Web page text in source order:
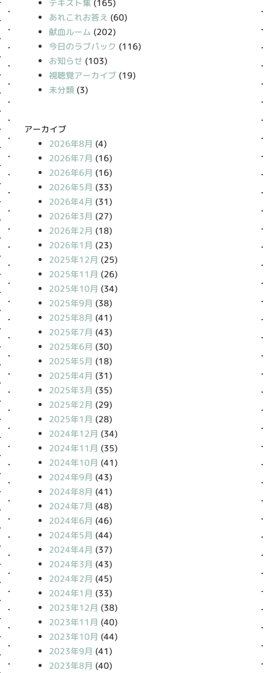
テキスト集 (165)
あれこれお答え (60)
献血ルーム (202)
今日のラブパック (116)
お知らせ (103)
視聴覚アーカイブ (19)
未分類 (3)
アーカイブ
2026年8月 (4)
2026年7月 (16)
2026年6月 (16)
2026年5月 (33)
2026年4月 (31)
2026年3月 (27)
2026年2月 (18)
2026年1月 (23)
2025年12月 (25)
2025年11月 (26)
2025年10月 (34)
2025年9月 (38)
2025年8月 (41)
2025年7月 (43)
2025年6月 (30)
2025年5月 (18)
2025年4月 (31)
2025年3月 (35)
2025年2月 (29)
2025年1月 (28)
2024年12月 (34)
2024年11月 (35)
2024年10月 (41)
2024年9月 (43)
2024年8月 (41)
2024年7月 (48)
2024年6月 (46)
2024年5月 (44)
2024年4月 (37)
2024年3月 (43)
2024年2月 (45)
2024年1月 (33)
2023年12月 (38)
2023年11月 (40)
2023年10月 (44)
2023年9月 (41)
2023年8月 (40)